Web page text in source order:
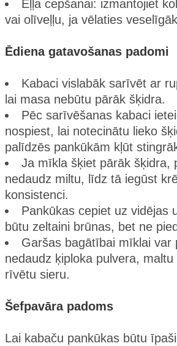
Eļļa cepšanai: izmantojiet
vai olīveļļu, ja vēlaties
Ēdiena gatavošanas padomi
Kabaci vislabāk sarīvēt ar
lai masa nebūtu pārāk šķidra.
Pēc sarīvēšanas kabaci
nospiest, lai notecinātu lieko
palīdzēs pankūkām kļūt
Ja mīkla šķiet pārāk šķidra,
nedaudz miltu, līdz tā iegūst
konsistenci.
Pankūkas cepiet uz vidējas
būtu zeltaini brūnas, bet ne
Garšas bagātībai mīklai var
nedaudz ķiploka pulvera,
rīvētu sieru.
Šefpavāra padoms
Lai kabaču pankūkas būtu